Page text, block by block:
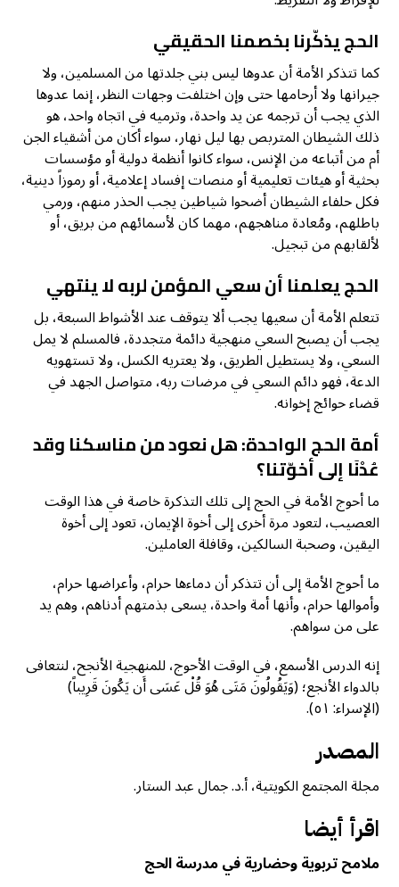
الحج يذكّرنا بخصمنا الحقيقي
كما تتذكر الأمة أن عدوها ليس بني جلدتها من المسلمين، ولا
جيرانها ولا أرحامها حتى وإن اختلفت وجهات النظر، إنما عدوها
الذي يجب أن ترجمه عن يد واحدة، وترميه في اتجاه واحد، هو
ذلك الشيطان المتربص بها ليل نهار، سواء أكان من أشقياء الجن
أم من أتباعه من الإنس، سواء كانوا أنظمة دولية أو مؤسسات
بحثية أو هيئات تعليمية أو منصات إفساد إعلامية، أو رموزاً دينية،
فكل حلفاء الشيطان أضحوا شياطين يجب الحذر منهم، ورمي
باطلهم، ومُعادة مناهجهم، مهما كان لأسمائهم من بريق، أو
لألقابهم من تبجيل.
الحج يعلمنا أن سعي المؤمن لربه لا ينتهي
تتعلم الأمة أن سعيها يجب ألا يتوقف عند الأشواط السبعة، بل
يجب أن يصبح السعي منهجية دائمة متجددة، فالمسلم لا يمل
السعي، ولا يستطيل الطريق، ولا يعتريه الكسل، ولا تستهويه
الدعة، فهو دائم السعي في مرضات ربه، متواصل الجهد في
قضاء حوائج إخوانه.
أمة الحج الواحدة: هل نعود من مناسكنا وقد
عُدْنَا إلى أخوّتنا؟
ما أحوج الأمة في الحج إلى تلك التذكرة خاصة في هذا الوقت
العصيب، لتعود مرة أخرى إلى أخوة الإيمان، تعود إلى أخوة
اليقين، وصحبة السالكين، وقافلة العاملين.
ما أحوج الأمة إلى أن تتذكر أن دماءها حرام، وأعراضها حرام،
وأموالها حرام، وأنها أمة واحدة، يسعى بذمتهم أدناهم، وهم يد
على من سواهم.
إنه الدرس الأسمع، في الوقت الأحوج، للمنهجية الأنجح، لنتعافى
بالدواء الأنجع؛ (وَيَقُولُونَ مَتَى هُوَ قُلْ عَسَى أَن يَكُونَ قَرِيباً)
(الإسراء: ٥١).
المصدر
مجلة المجتمع الكويتية، أ.د. جمال عبد الستار.
اقرأ أيضا
ملامح تربوية وحضارية في مدرسة الحج